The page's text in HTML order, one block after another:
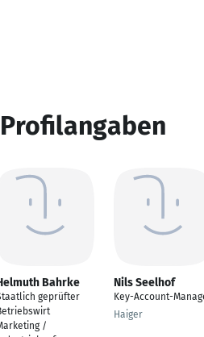
Bahrke
geprüfter
/
Nils Seelhof
Key-Account-
Haiger